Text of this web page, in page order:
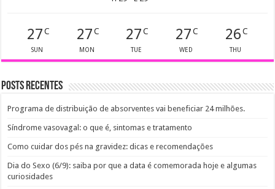
27C
SUN
27C
MON
27 C
TUE
27C
WED
26C
THU
Posts recentes
Programa de distribuição de absorventes vai beneficiar 24 milhões.
Síndrome vasovagal: o que é, sintomas e tratamento
Como cuidar dos pés na gravidez: dicas e recomendações
Dia do Sexo (6/9): saiba por que a data é comemorada hoje e algumas
curiosidades